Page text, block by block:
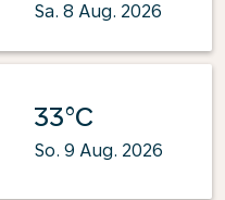
Sa. 8 Aug. 2026
33°C
So. 9 Aug. 2026